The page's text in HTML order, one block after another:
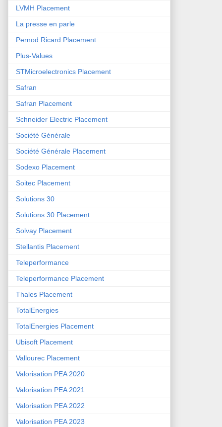
LVMH Placement
La presse en parle
Pernod Ricard Placement
Plus-Values
STMicroelectronics Placement
Safran
Safran Placement
Schneider Electric Placement
Société Générale
Société Générale Placement
Sodexo Placement
Soitec Placement
Solutions 30
Solutions 30 Placement
Solvay Placement
Stellantis Placement
Teleperformance
Teleperformance Placement
Thales Placement
TotalEnergies
TotalEnergies Placement
Ubisoft Placement
Vallourec Placement
Valorisation PEA 2020
Valorisation PEA 2021
Valorisation PEA 2022
Valorisation PEA 2023